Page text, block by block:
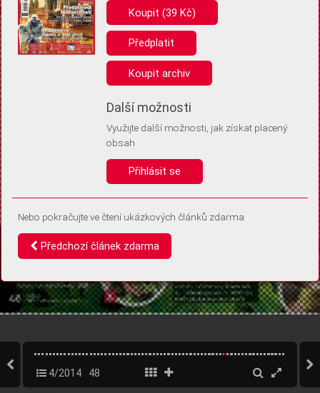
Pro základní fungování webu nepotřebujeme ukládat žádné informace
(tzv. cookies apod.). Rádi bychom vás ale požádali o souhlas s
uložením volitelných informací:
Anonymní unikátní ID
Díky němu příště poznáme, že se jedná o stejné zařízení, a
Identifikátor je zcela anonymní.
Vaše souhlasy a odmítnutí si ukládáme do vašeho zařízení, abychom se
vás už příště znovu neptali. Můžete je kdykoli později upravit ve Správě
4/2014 48
Koupit (39 Kč)
Předplatit
Koupit archiv
Další možnosti
Využijte další možnosti, jak získat placený
obsah
Přihlásit se
Nebo pokračujte ve čtení ukázkových článků zdarma
Předchozí článek zdarma